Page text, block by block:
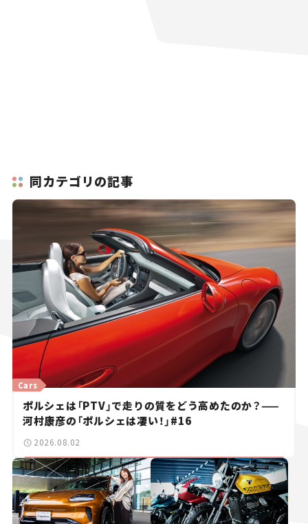
同カテゴリの記事
ポルシェは「PTV」で走りの質をどう高めたのか？——
河村康彦の「ポルシェは凄い！」#16
Cars
2026.08.02